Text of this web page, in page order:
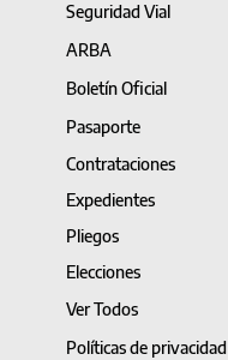
Seguridad Vial
ARBA
Boletín Oficial
Pasaporte
Contrataciones
Expedientes
Pliegos
Elecciones
Ver Todos
Políticas de privacidad